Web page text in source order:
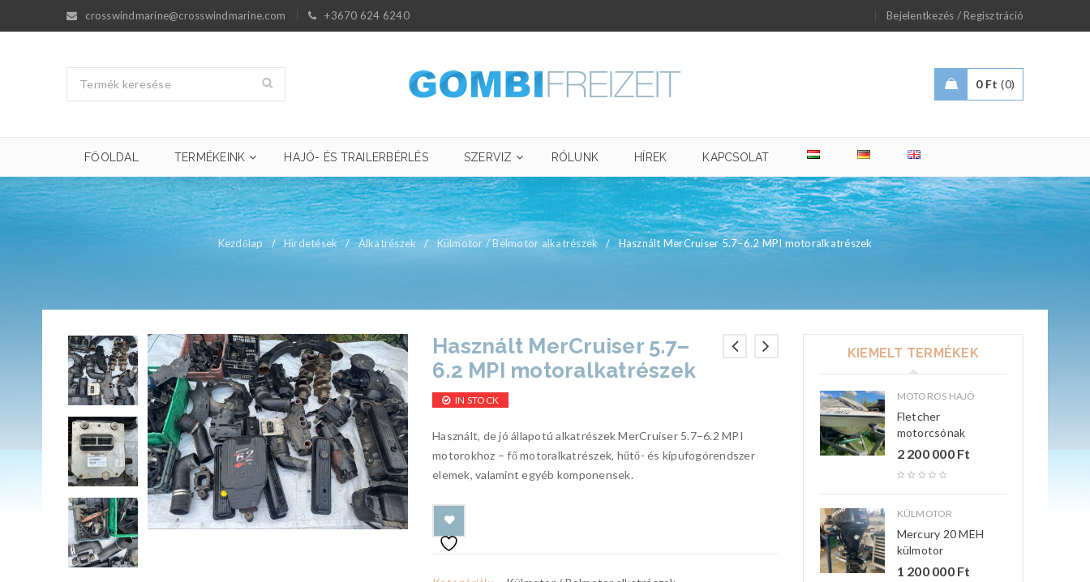
crosswindmarine@crosswindmarine.com +3670 624 6240 Bejelentkezés / Regisztráció
0 Ft 0
FŐOLDAL TERMÉKEINK HAJÓ- ÉS TRAILERBÉRLÉS SZERVIZ RÓLUNK HÍREK KAPCSOLAT
Kezdőlap / Hirdetések / Alkatrészek / Külmotor / Belmotor alkatrészek / Használt MerCruiser 5.7–6.2 MPI motoralkatrészek
Használt MerCruiser 5.7–
6.2 MPI motoralkatrészek
IN STOCK
Használt, de jó állapotú alkatrészek MerCruiser 5.7–6.2 MPI
motorokhoz – fő motoralkatrészek, hűtő- és kipufogórendszer
elemek, valamint egyéb komponensek.
KIEMELT TERMÉKEK
MOTOROS HAJÓ
Fletcher
motorcsónak
2 200 000 Ft
KÜLMOTOR
Mercury 20 MEH
külmotor
1 200 000 Ft